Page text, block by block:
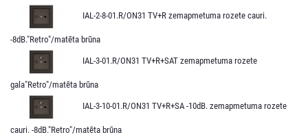
IAL-2-8-01.R/ON31 TV+R zemapmetuma rozete cauri.
-8dB."Retro"/matēta brūna
IAL-3-01.R/ON31 TV+R+SAT zemapmetuma rozete
gala"Retro"/matēta brūna
IAL-3-10-01.R/ON31 TV+R+SA -10dB. zemapmetuma rozete
cauri. -8dB."Retro"/matēta brūna